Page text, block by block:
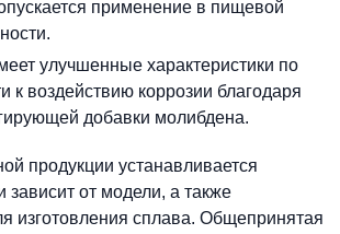
применение в пищевой
улучшенные характеристики по
к воздействию коррозии благодаря
добавки молибдена.
продукции устанавливается
зависит от модели, а также
изготовления сплава. Общепринятая